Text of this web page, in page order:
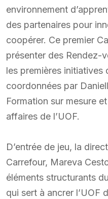
environnement
des partenaires pour
coopérer. Ce premier
présenter des Rendez-
les premières initiatives
coordonnées par
Formation sur mesure
affaires de l’UOF.
D’entrée de jeu, la
Carrefour, Mareva
éléments structurants
qui sert à ancrer l’UOF